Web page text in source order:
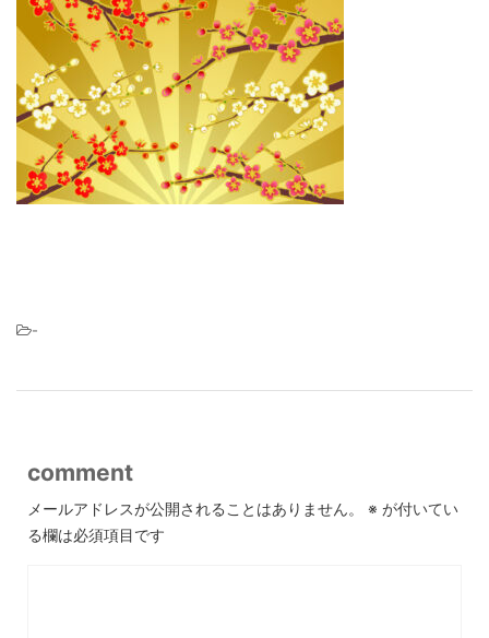
-
comment
メールアドレスが公開されることはありません。 ※ が付いてい
る欄は必須項目です